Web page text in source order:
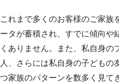
これまで多くのお客様のご家族
ータが蓄積され、すでに傾向や
くありません。また、私自身の
人、さらには私自身の子どもの
つ家族のパターンを数多く見て